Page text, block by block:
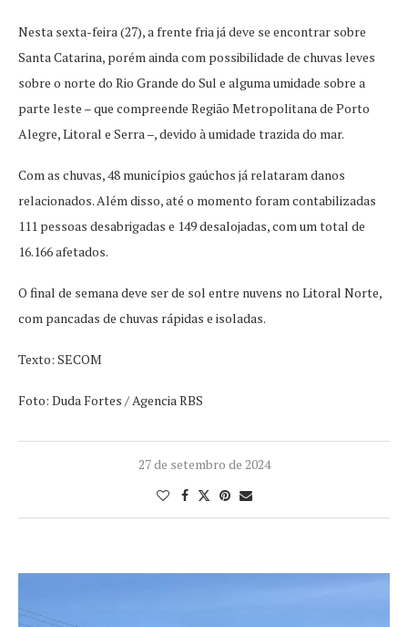
Nesta sexta-feira (27), a frente fria já deve se encontrar sobre
Santa Catarina, porém ainda com possibilidade de chuvas leves
sobre o norte do Rio Grande do Sul e alguma umidade sobre a
parte leste – que compreende Região Metropolitana de Porto
Alegre, Litoral e Serra –, devido à umidade trazida do mar.
Com as chuvas, 48 municípios gaúchos já relataram danos
relacionados. Além disso, até o momento foram contabilizadas
111 pessoas desabrigadas e 149 desalojadas, com um total de
16.166 afetados.
O final de semana deve ser de sol entre nuvens no Litoral Norte,
com pancadas de chuvas rápidas e isoladas.
Texto: SECOM
Foto: Duda Fortes / Agencia RBS
27 de setembro de 2024